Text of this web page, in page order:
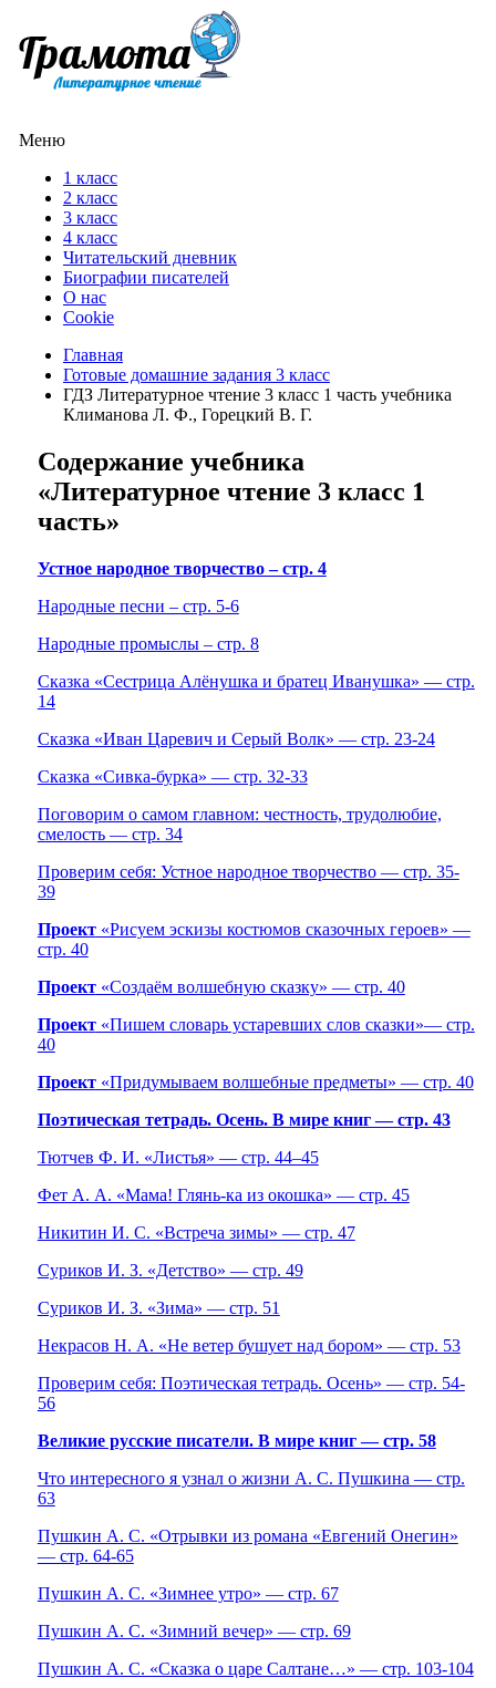
Меню
1 класс
2 класс
3 класс
4 класс
Читательский дневник
Биографии писателей
О нас
Cookie
Главная
Готовые домашние задания 3 класс
ГДЗ Литературное чтение 3 класс 1 часть учебника
Климанова Л. Ф., Горецкий В. Г.
Содержание учебника
«Литературное чтение 3 класс 1
часть»
Устное народное творчество – стр. 4
Народные песни – стр. 5-6
Народные промыслы – стр. 8
Сказка «Сестрица Алёнушка и братец Иванушка» — стр.
14
Сказка «Иван Царевич и Серый Волк» — стр. 23-24
Сказка «Сивка-бурка» — стр. 32-33
Поговорим о самом главном: честность, трудолюбие,
смелость — стр. 34
Проверим себя: Устное народное творчество — стр. 35-
39
Проект«Рисуем эскизы костюмов сказочных героев» —
стр. 40
Проект«Создаём волшебную сказку» — стр. 40
Проект«Пишем словарь устаревших слов сказки»— стр.
40
Проект«Придумываем волшебные предметы» — стр. 40
Поэтическая тетрадь. Осень. В мире книг — стр. 43
Тютчев Ф. И. «Листья» — стр. 44–45
Фет А. А. «Мама! Глянь-ка из окошка» — стр. 45
Никитин И. С. «Встреча зимы» — стр. 47
Суриков И. З. «Детство» — стр. 49
Суриков И. З. «Зима» — стр. 51
Некрасов Н. А. «Не ветер бушует над бором» — стр. 53
Проверим себя: Поэтическая тетрадь. Осень» — стр. 54-
56
Великие русские писатели. В мире книг — стр. 58
Что интересного я узнал о жизни А. С. Пушкина — стр.
63
Пушкин А. С. «Отрывки из романа «Евгений Онегин»
— стр. 64-65
Пушкин А. С. «Зимнее утро» — стр. 67
Пушкин А. С. «Зимний вечер» — стр. 69
Пушкин А. С. «Сказка о царе Салтане…» — стр. 103-104